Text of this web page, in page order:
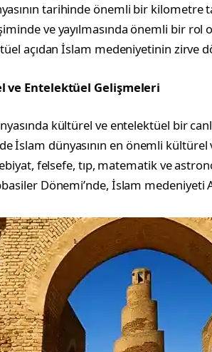
tarihinde önemli bir kilometre
ve yayılmasında önemli bir rol
açıdan İslam medeniyetinin zirve
ve Entelektüel Gelişmeleri
kültürel ve entelektüel bir
İslam dünyasının en önemli
felsefe, tıp, matematik ve
Dönemi’nde, İslam medeniyeti